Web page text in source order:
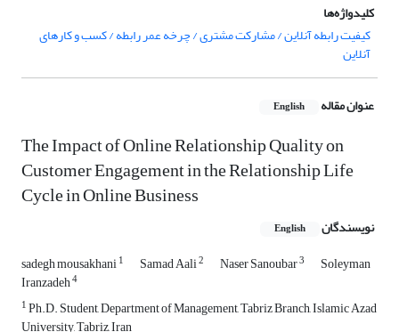
کلیدواژه‌ها
کیفیت رابطه آنلاین / مشارکت مشتری / چرخه عمر رابطه / کسب و کارهای
آنلاین
عنوان مقاله English
The Impact of Online Relationship Quality on
Customer Engagement in the Relationship Life
Cycle in Online Business
نویسندگان English
sadegh mousakhani1 Samad Aali2 Naser Sanoubar3 Soleyman
Iranzadeh4
1Ph.D. Student, Department of Management, Tabriz Branch, Islamic Azad